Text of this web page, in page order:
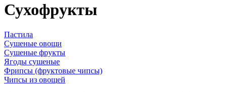
Сухофрукты
Пастила
Сушеные овощи
Сушеные фрукты
Ягоды сушеные
Фрипсы (фруктовые чипсы)
Чипсы из овощей